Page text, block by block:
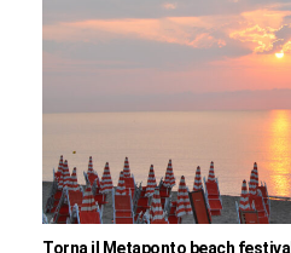
Torna il Metaponto beach festival